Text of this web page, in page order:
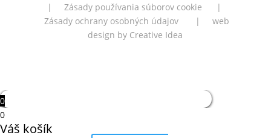
| Zásady používania súborov cookie |
Zásady ochrany osobných údajov
| web
design by Creative Idea
0
0
Váš košík